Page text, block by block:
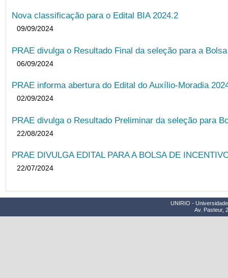
Nova classificação para o Edital BIA 2024.2
09/09/2024
PRAE divulga o Resultado Final da seleção para a
06/09/2024
PRAE informa abertura do Edital do Auxílio-Moradia
02/09/2024
PRAE divulga o Resultado Preliminar da seleção para
22/08/2024
PRAE DIVULGA EDITAL PARA A BOLSA DE
22/07/2024
UNIRIO -
Av. Pasteur,